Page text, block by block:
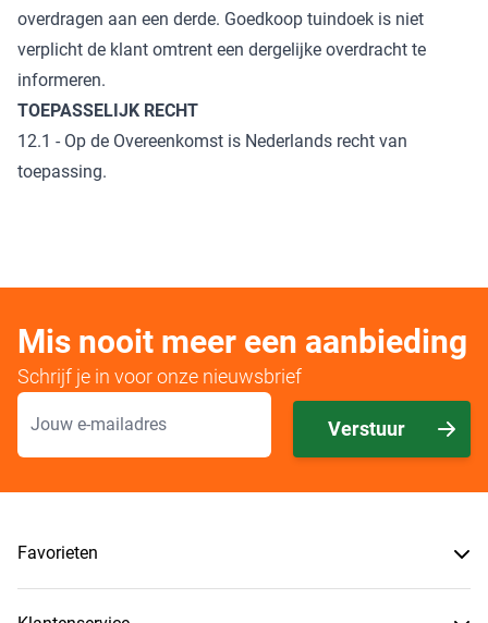
overdragen aan een derde. Goedkoop tuindoek is niet
verplicht de klant omtrent een dergelijke overdracht te
informeren.
TOEPASSELIJK RECHT
12.1 - Op de Overeenkomst is Nederlands recht van
toepassing.
Mis nooit meer een aanbieding
Schrijf je in voor onze nieuwsbrief
E-mailadres
Verstuur
Favorieten